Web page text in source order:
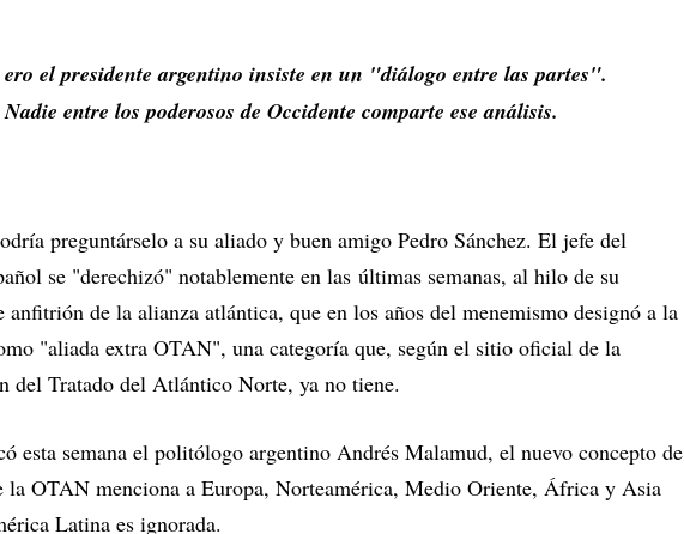
ero el presidente argentino insiste en un "diálogo entre las partes".
Nadie entre los poderosos de Occidente comparte ese análisis.
preguntárselo a su aliado y buen amigo Pedro Sánchez. El jefe del
se "derechizó" notablemente en las últimas semanas, al hilo de su
anfitrión de la alianza atlántica, que en los años del menemismo designó a la
"aliada extra OTAN", una categoría que, según el sitio oficial de la
del Tratado del Atlántico Norte, ya no tiene.
esta semana el politólogo argentino Andrés Malamud, el nuevo concepto de
la OTAN menciona a Europa, Norteamérica, Medio Oriente, África y Asia
Latina es ignorada.